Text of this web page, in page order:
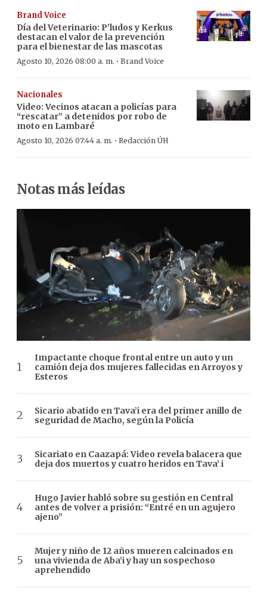
Brand Voice
Día del Veterinario: P’ludos y Kerkus
destacan el valor de la prevención
para el bienestar de las mascotas
Agosto 10, 2026 08:00 a. m. · Brand Voice
Nacionales
Video: Vecinos atacan a policías para
“rescatar” a detenidos por robo de
moto en Lambaré
Agosto 10, 2026 07:44 a. m. · Redacción ÚH
Notas más leídas
Impactante choque frontal entre un auto y un
camión deja dos mujeres fallecidas en Arroyos y
Esteros
Sicario abatido en Tava’i era del primer anillo de
seguridad de Macho, según la Policía
Sicariato en Caazapá: Video revela balacera que
deja dos muertos y cuatro heridos en Tava’ i
Hugo Javier habló sobre su gestión en Central
antes de volver a prisión: “Entré en un agujero
ajeno”
Mujer y niño de 12 años mueren calcinados en
una vivienda de Aba’i y hay un sospechoso
aprehendido